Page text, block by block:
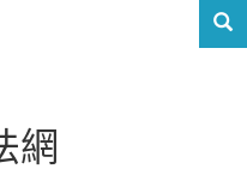
網